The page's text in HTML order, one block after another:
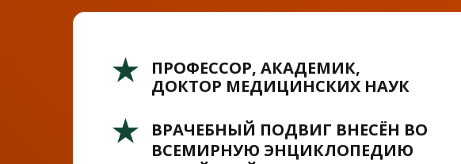
ПРОФЕССОР, АКАДЕМИК,
ДОКТОР МЕДИЦИНСКИХ НАУК
ВРАЧЕБНЫЙ ПОДВИГ ВНЕСЁН ВО
ВСЕМИРНУЮ ЭНЦИКЛОПЕДИЮ